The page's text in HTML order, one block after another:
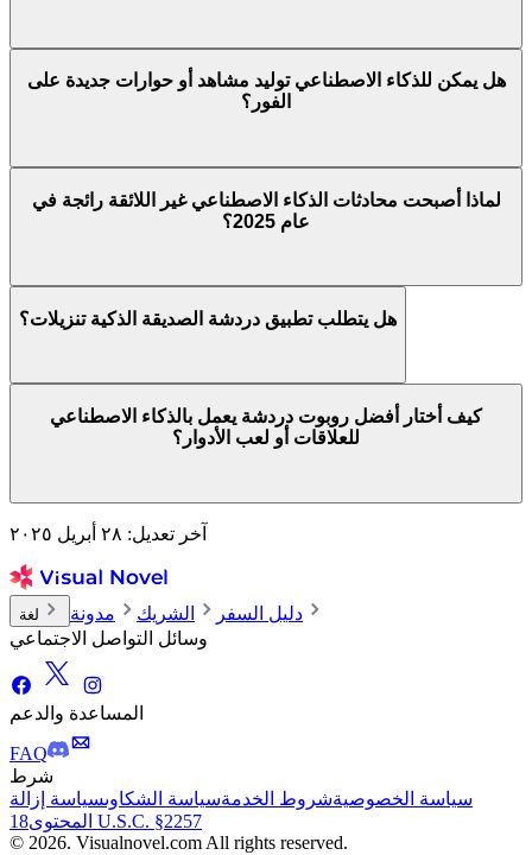
هل يمكن للذكاء الاصطناعي توليد مشاهد أو حوارات جديدة على
الفور؟
لماذا أصبحت محادثات الذكاء الاصطناعي غير اللائقة رائجة في
عام 2025؟
هل يتطلب تطبيق دردشة الصديقة الذكية تنزيلات؟
كيف أختار أفضل روبوت دردشة يعمل بالذكاء الاصطناعي
للعلاقات أو لعب الأدوار؟
آخر تعديل: ٢٨ أبريل ٢٠٢٥
لغة دليل السفر الشريك
مدونة
وسائل التواصل الاجتماعي
المساعدة والدعم
FAQ
شرط
سياسة الخصوصيةشروط الخدمةسياسة الشكاوىسياسة إزالة
المحتوى 18 U.S.C. §2257
© 2026. Visualnovel.com All rights reserved.